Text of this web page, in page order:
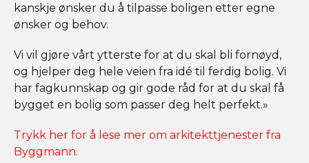
kanskje ønsker du å tilpasse boligen etter egne
ønsker og behov.
Vi vil gjøre vårt ytterste for at du skal bli fornøyd,
og hjelper deg hele veien fra idé til ferdig bolig. Vi
har fagkunnskap og gir gode råd for at du skal få
bygget en bolig som passer deg helt perfekt.»
Trykk her for å lese mer om arkitekttjenester fra
Byggmann.